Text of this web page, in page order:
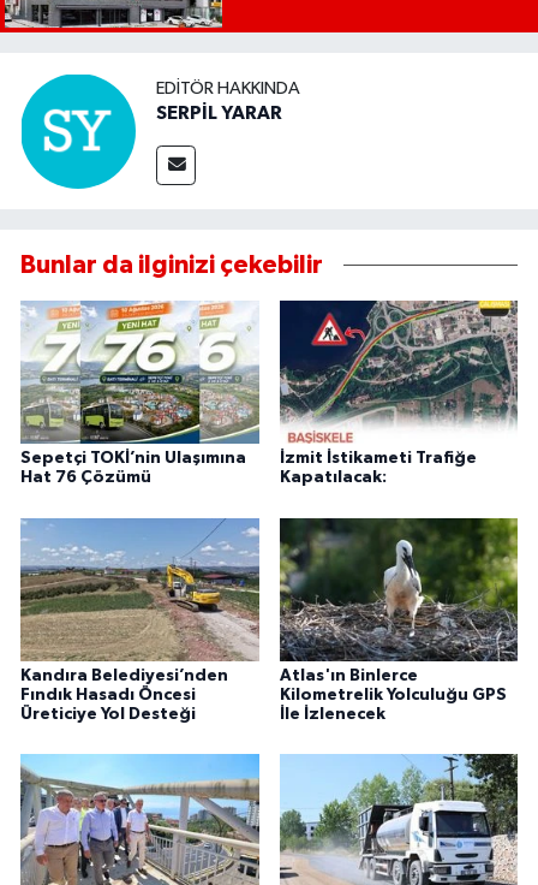
EDITÖR HAKKINDA
SERPİL YARAR
Bunlar da ilginizi çekebilir
Sepetçi TOKİ’nin Ulaşımına
Hat 76 Çözümü
İzmit İstikameti Trafiğe
Kapatılacak:
Kandıra Belediyesi’nden
Fındık Hasadı Öncesi
Üreticiye Yol Desteği
Atlas'ın Binlerce
Kilometrelik Yolculuğu GPS
İle İzlenecek